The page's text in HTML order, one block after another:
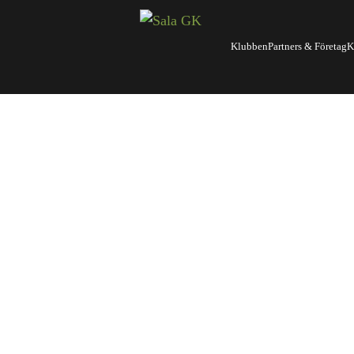
KlubbenPartners & Företag